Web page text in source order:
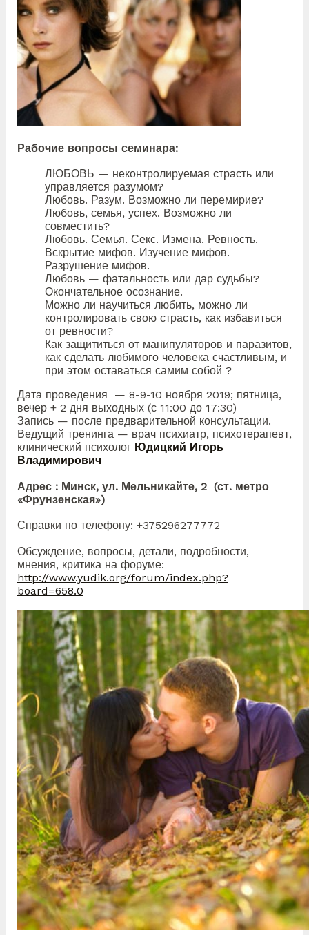
Рабочие вопросы семинара:
ЛЮБОВЬ — неконтролируемая страсть или
управляется разумом?
Любовь. Разум. Возможно ли перемирие?
Любовь, семья, успех. Возможно ли
совместить?
Любовь. Семья. Секс. Измена. Ревность.
Вскрытие мифов. Изучение мифов.
Разрушение мифов.
Любовь — фатальность или дар судьбы?
Окончательное осознание.
Можно ли научиться любить, можно ли
контролировать свою страсть, как избавиться
от ревности?
Как защититься от манипуляторов и паразитов,
как сделать любимого человека счастливым, и
при этом оставаться самим собой ?
Дата проведения — 8-9-10 ноября 2019; пятница,
вечер + 2 дня выходных (с 11:00 до 17:30)
Запись — после предварительной консультации.
Ведущий тренинга — врач психиатр, психотерапевт,
клинический психолог Юдицкий Игорь
Владимирович
Адрес : Минск, ул. Мельникайте, 2 (ст. метро
«Фрунзенская»)
Справки по телефону: +375296277772
Обсуждение, вопросы, детали, подробности,
мнения, критика на форуме:
http://www.yudik.org/forum/index.php?
board=658.0